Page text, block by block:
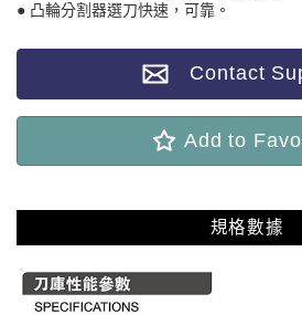
● 凸輪分割器選刀快速，可靠。
Contact
Add to
規格數據